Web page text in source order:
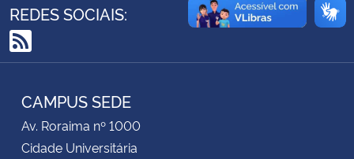
Controladoria-Geral da União
Secretaria-Geral
REDES SOCIAIS:
RSS
CAMPUS SEDE
Av. Roraima nº 1000
Cidade Universitária